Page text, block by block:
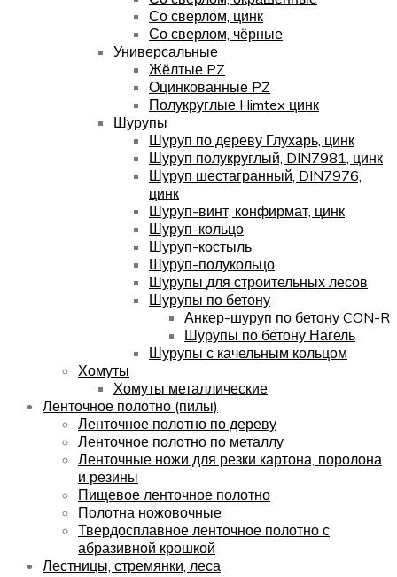
Со сверлом, цинк
Со сверлом, чёрные
Универсальные
Жёлтые PZ
Оцинкованные PZ
Полукруглые Himtex цинк
Шурупы
Шуруп по дереву Глухарь, цинк
Шуруп полукруглый, DIN7981, цинк
Шуруп шестагранный, DIN7976,
цинк
Шуруп-винт, конфирмат, цинк
Шуруп-кольцо
Шуруп-костыль
Шуруп-полукольцо
Шурупы для строительных лесов
Шурупы по бетону
Анкер-шуруп по бетону CON-R
Шурупы по бетону Нагель
Шурупы с качельным кольцом
Хомуты
Хомуты металлические
Ленточное полотно (пилы)
Ленточное полотно по дереву
Ленточное полотно по металлу
Ленточные ножи для резки картона, поролона
и резины
Пищевое ленточное полотно
Полотна ножовочные
Твердосплавное ленточное полотно с
абразивной крошкой
Лестницы, стремянки, леса